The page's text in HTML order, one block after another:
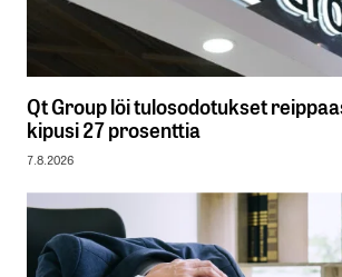
Qt Group löi tulosodotukset
kipusi 27 prosenttia
7.8.2026